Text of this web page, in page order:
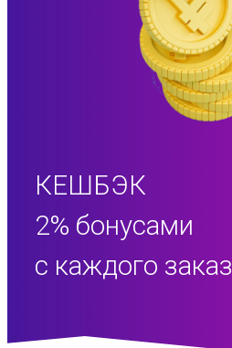
КЕШБЭК
2% бонусами
c каждого